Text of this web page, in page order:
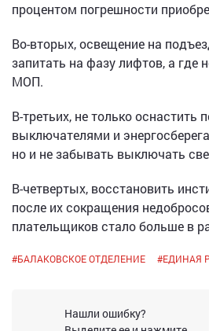
процентом погрешности
Во-вторых, освещение на
запитать на фазу лифтов, а где
МОП.
В-третьих, не только оснастить
выключателями и
но и не забывать выключать
В-четвертых, восстановить
после их сокращения
плательщиков стало больше в
#БАЛАКОВСКОЕ ОТДЕЛЕНИЕ #ЕДИНАЯ
Нашли ошибку?